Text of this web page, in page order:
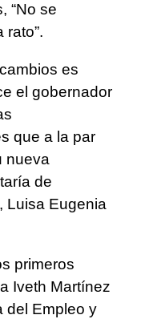
“No se
rato”.
es
el gobernador
que a la par
nueva
de
Luisa Eugenia
primeros
Iveth Martínez
del Empleo y